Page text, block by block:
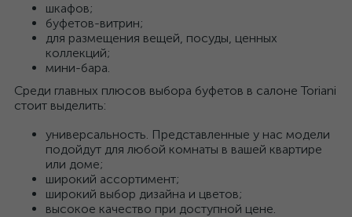
шкафов;
буфетов-витрин;
для размещения вещей, посуды, ценных
коллекций;
мини-бара.
Среди главных плюсов выбора буфетов в салоне Toriani
стоит выделить:
универсальность. Представленные у нас модели
подойдут для любой комнаты в вашей квартире
или доме;
широкий ассортимент;
широкий выбор дизайна и цветов;
высокое качество при доступной цене.